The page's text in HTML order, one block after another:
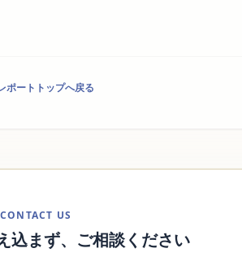
ポートトップへ戻る
CONTACT US
込まず、ご相談ください